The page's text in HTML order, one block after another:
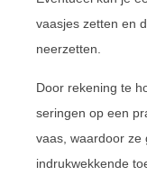
vaasjes zetten en
neerzetten.
Door rekening te
seringen op een
vaas, waardoor ze
indrukwekkende